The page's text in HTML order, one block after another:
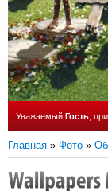
Уважаемый Гость ,
Главная » Фото »